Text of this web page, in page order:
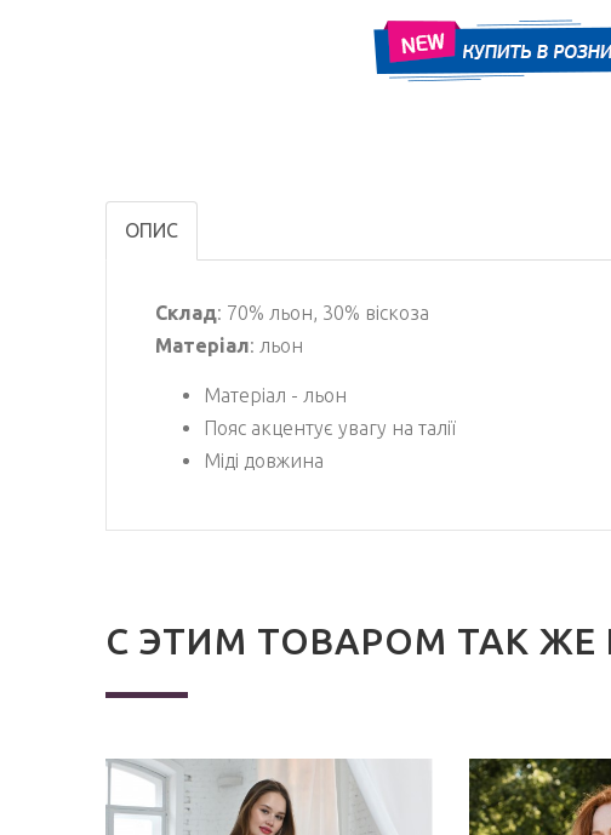
ОПИС
Склад: 70% льон, 30% віскоза
Матеріал: льон
Матеріал - льон
Пояс акцентує увагу на талії
Міді довжина
С ЭТИМ ТОВАРОМ ТАК